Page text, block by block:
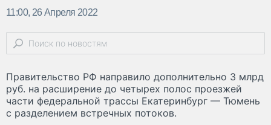
11:00, 26 Апреля 2022
Правительство РФ направило дополнительно 3 млрд
руб. на расширение до четырех полос проезжей
части федеральной трассы Екатеринбург — Тюмень
с разделением встречных потоков.